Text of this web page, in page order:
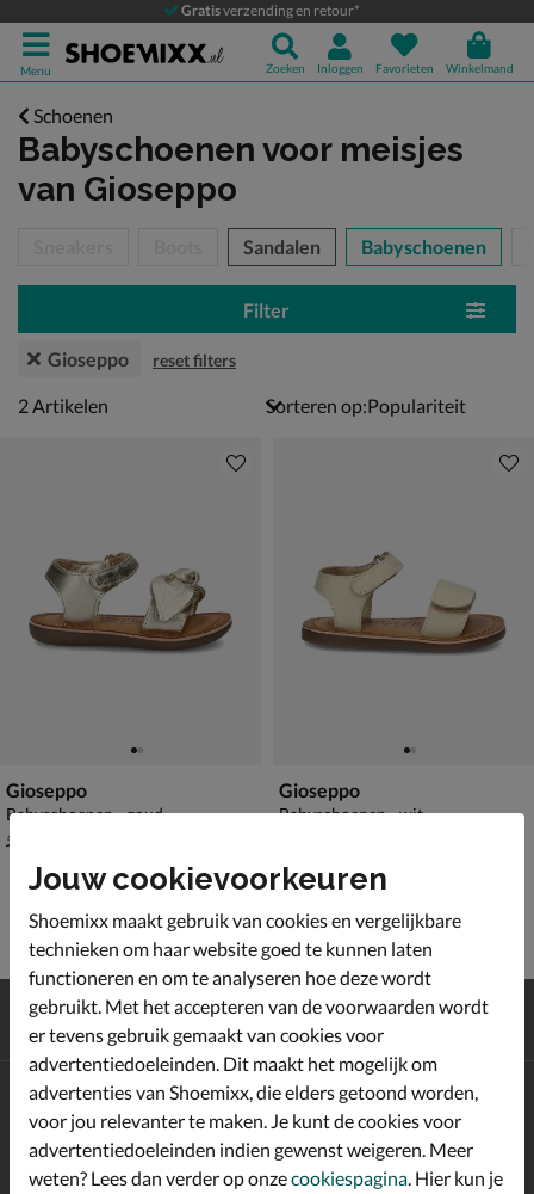
Gratisverzending en retour*
Menu Zoeken Inloggen Favorieten Winkelmand
Schoenen
Babyschoenen voor meisjes
van Gioseppo
Sandalen Babyschoenen
Filter
Gioseppo reset filters
2 artikelen
2Artikelen Sorteren op:
Gioseppo
Babyschoenen - goud
van € 54,99 voor € 38,49
54
Gioseppo
Babyschoenen - wit
Gratisverzending en retour*
Achterafbetalen
Altijd op de hoogte zijn?
Schrijf je in voor de Shoemixx nieuwsbrief en ontvang €10,-
welkomstkorting!
Jouw cookievoorkeuren
Shoemixx maakt gebruik van cookies en vergelijkbare
technieken om haar website goed te kunnen laten
functioneren en om te analyseren hoe deze wordt
gebruikt. Met het accepteren van de voorwaarden wordt
er tevens gebruik gemaakt van cookies voor
advertentiedoeleinden. Dit maakt het mogelijk om
advertenties van Shoemixx, die elders getoond worden,
voor jou relevanter te maken. Je kunt de cookies voor
advertentiedoeleinden indien gewenst weigeren. Meer
weten? Lees dan verder op onzecookiespagina. Hier kun je